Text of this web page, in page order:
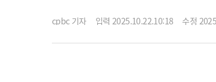
cpbc 기자 입력 2025.10.22.10:18 수정